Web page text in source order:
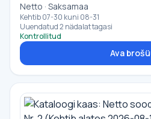
Netto · Saksamaa
Kehtib 07-30 kuni 08-31
Uuendatud 2 nädalat tagasi
Kontrollitud
Ava